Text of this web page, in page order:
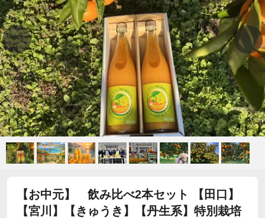
【お中元】 飲み比べ2本セット 【田口】
【宮川】【きゅうき】【丹生系】特別栽培